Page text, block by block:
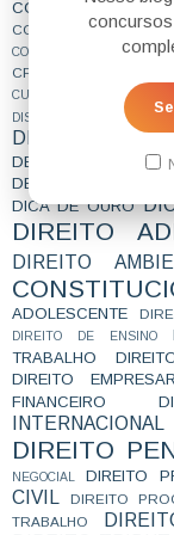
CONCURSO
CONCURSOS NÍVEL
COOPERAÇÃO
CRIMINOLOGIA
CURSO ESTUDO DE
DISCURSIVA
DEFENSORIA
DELEGADO CIVIL
DEPOIMENTO DE
DICA DE OURO
DIREITO
DIREITO
ADOLESCENTE
DIREITO DE ENSINO
TRABALHO
DIREITO
FINANCEIRO
INTERNACIONAL
DIREITO
NEGOCIAL
DIREITO
CIVIL
DIREITO
TRABALHO